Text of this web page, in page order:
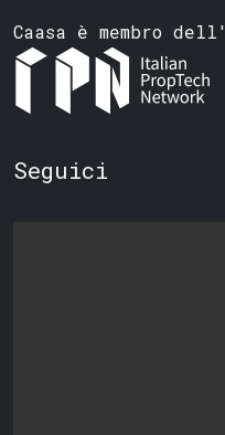
Caasa è membro dell'
Seguici